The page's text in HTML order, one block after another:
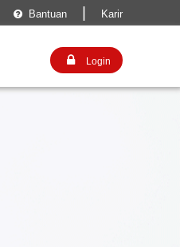
 Bantuan Karir
 Login